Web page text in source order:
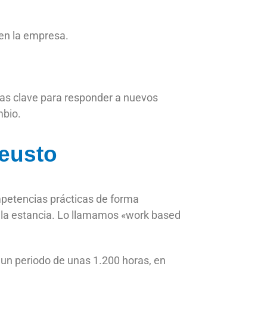
la empresa.
clave para responder a nuevos
prácticas de forma
estancia. Lo llamamos «work based
periodo de unas 1.200 horas, en